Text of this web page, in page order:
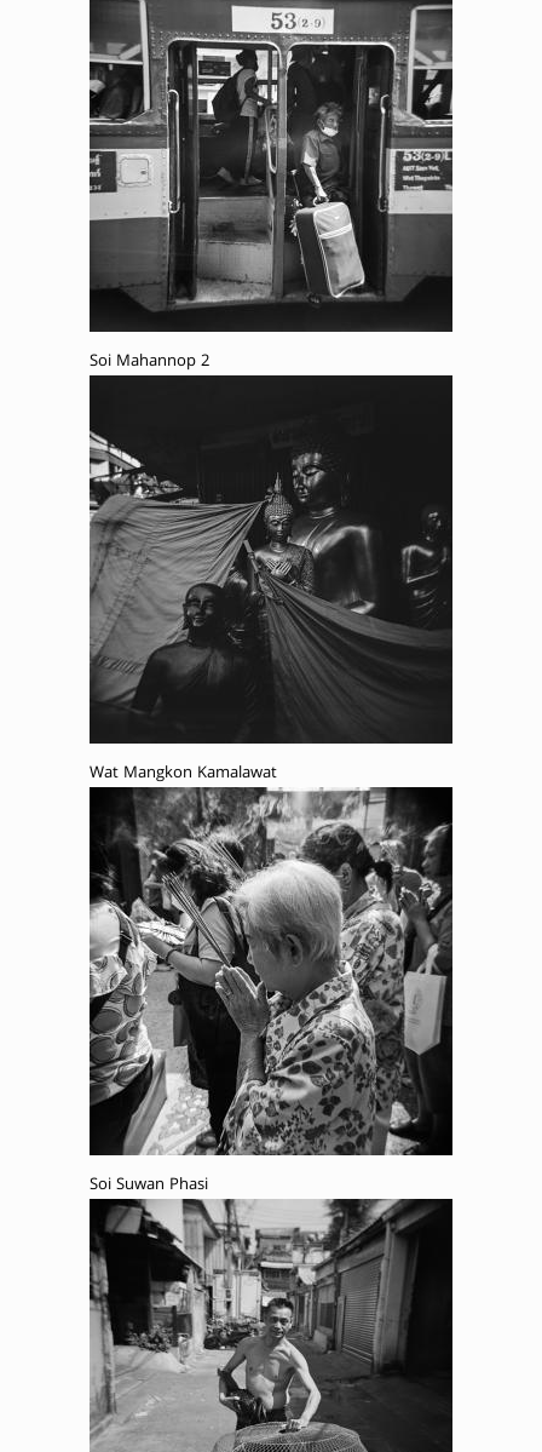
Soi Mahannop 2
Wat Mangkon Kamalawat
Soi Suwan Phasi